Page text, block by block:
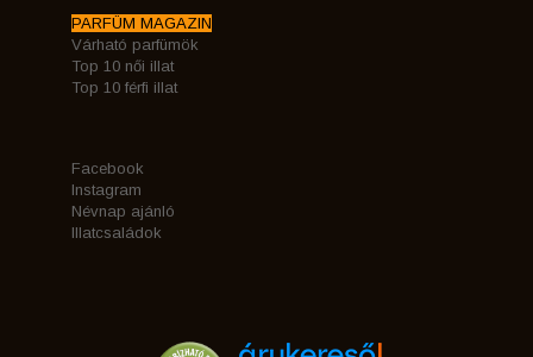
PARFÜM MAGAZIN
Várható parfümök
Top 10 női illat
Top 10 férfi illat
Facebook
Instagram
Névnap ajánló
Illatcsaládok